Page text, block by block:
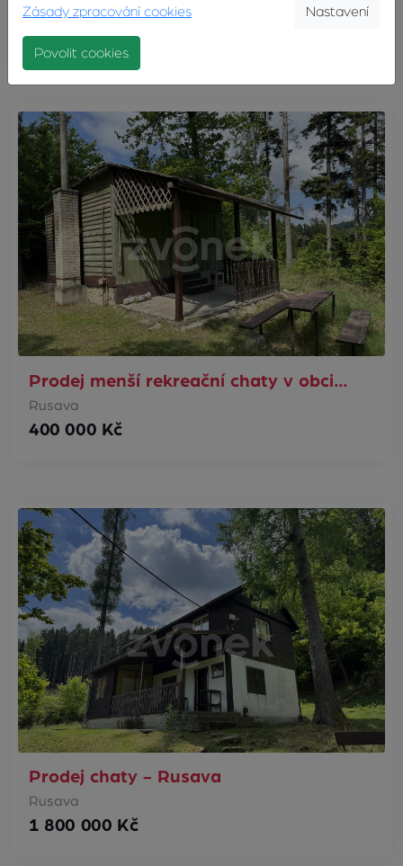
Nový Hrozenkov
3 950 000 Kč
Prodej menší rekreační chaty v obci…
Rusava
400 000 Kč
Prodej chaty - Rusava
Rusava
1 800 000 Kč
Zásady zpracování cookies Nastavení
Povolit cookies